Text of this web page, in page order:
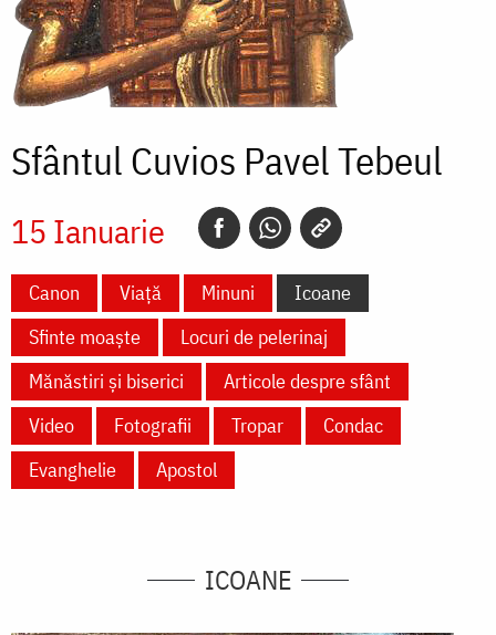
Sfântul Cuvios Pavel Tebeul
15 Ianuarie
Canon Viață Minuni
Icoane
Sfinte moaște
Locuri de pelerinaj
Mănăstiri și biserici
Articole despre sfânt
Video
Fotografii Tropar
Condac
Evanghelie
Apostol
ICOANE